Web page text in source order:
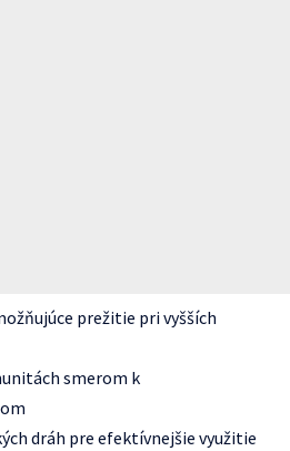
prežitie pri vyšších
smerom k
dráh pre efektívnejšie využitie